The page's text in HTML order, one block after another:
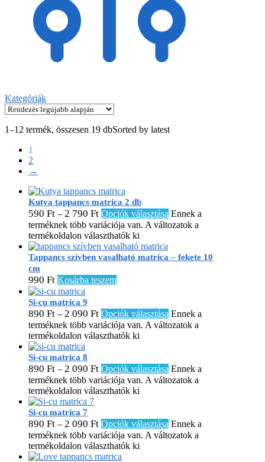
Kategóriák
1–12 termék, összesen 19 dbSorted by latest
1
2
→
Kutya tappancs matrica 2 db
590 Ft – 2 790 Ft Opciók választása Ennek a
terméknek több variációja van. A változatok a
termékoldalon választhatók ki
Tappancs szívben vasalható matrica – fekete 10
cm
990 Ft Kosárba teszem
Si-cu matrica 9
890 Ft – 2 090 Ft Opciók választása Ennek a
terméknek több variációja van. A változatok a
termékoldalon választhatók ki
Si-cu matrica 8
890 Ft – 2 090 Ft Opciók választása Ennek a
terméknek több variációja van. A változatok a
termékoldalon választhatók ki
Si-cu matrica 7
890 Ft – 2 090 Ft Opciók választása Ennek a
terméknek több variációja van. A változatok a
termékoldalon választhatók ki